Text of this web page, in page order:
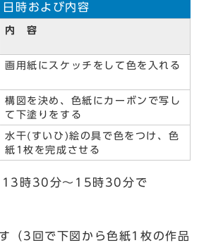
日時および内容
内 容
画用紙にスケッチをして色を入れる
構図を決め、色紙にカーボンで写し
て下塗りをする
水干(すいひ)絵の具で色をつけ、色
紙1枚を完成させる
13時30分〜15時30分で
（3回で下図から色紙1枚の作品